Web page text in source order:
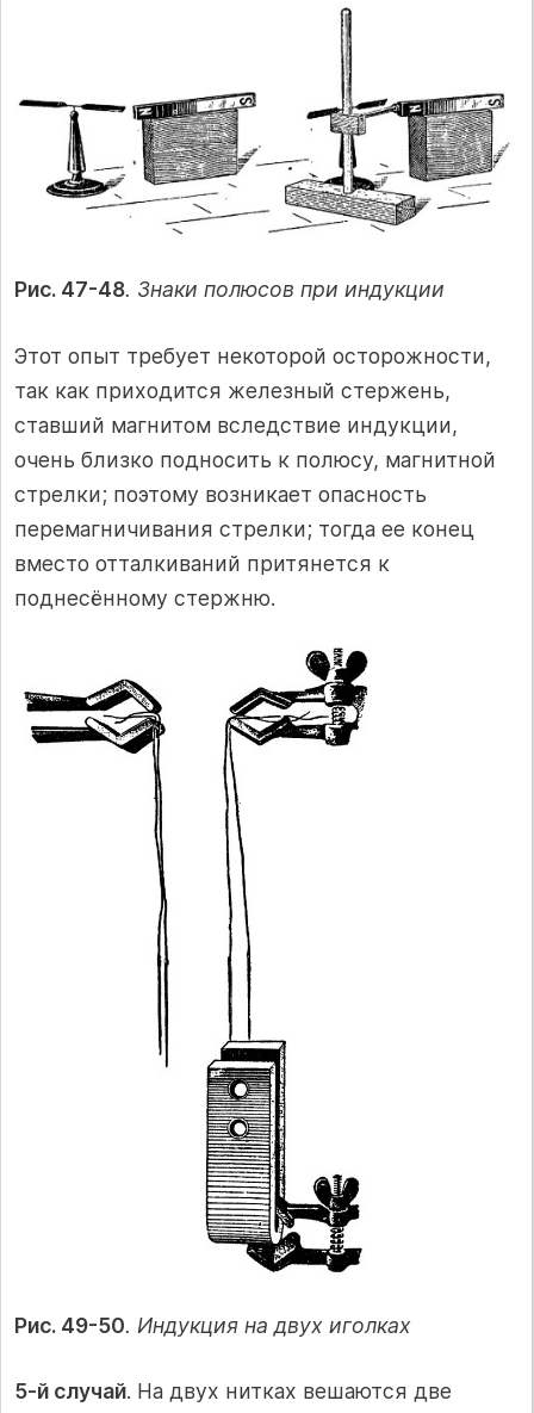
Рис. 47-48. Знаки полюсов при индукции
Этот опыт требует некоторой осторожности,
так как приходится железный стержень,
ставший магнитом вследствие индукции,
очень близко подносить к полюсу, магнитной
стрелки; поэтому возникает опасность
перемагничивания стрелки; тогда ее конец
вместо отталкиваний притянется к
поднесённому стержню.
Рис. 49-50. Индукция на двух иголках
5-й случай. На двух нитках вешаются две